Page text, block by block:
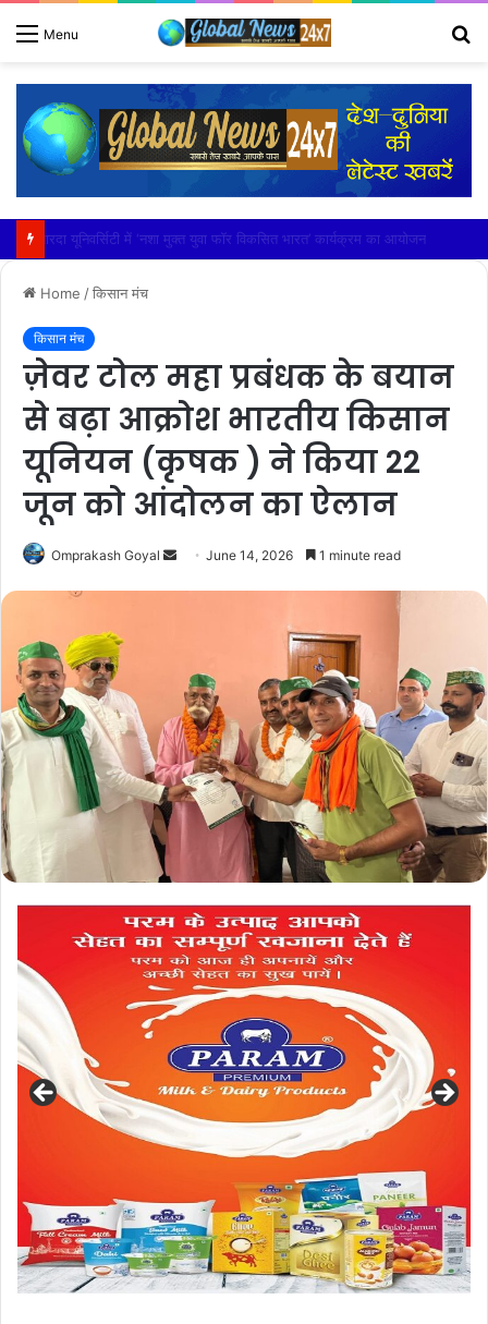
Menu
शारदा यूनिवर्सिटी में ‘नशा मुक्त युवा फॉर विकसित भारत’ कार्यक्रम का आयोजन
Home /किसान मंच
किसान मंच
ज़ेवर टोल महा प्रबंधक के बयान
से बढ़ा आक्रोश भारतीय किसान
यूनियन (कृषक ) ने किया 22
जून को आंदोलन का ऐलान
Omprakash Goyal
Send June 14, 2026 1 minute read